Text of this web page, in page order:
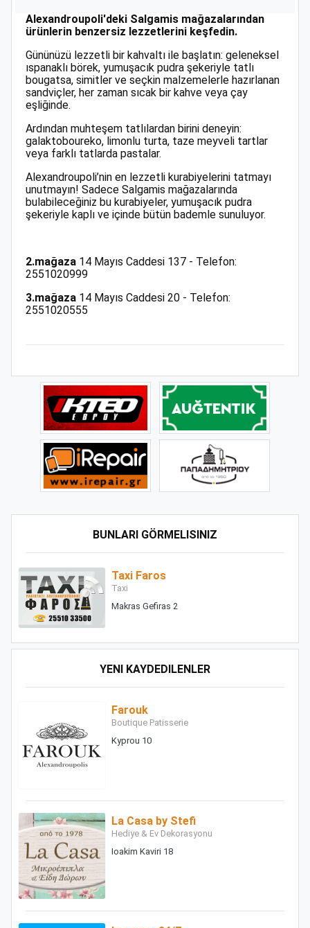
BUNLARI GÖRMELISINIZ
Taxi Faros
Taxi
Makras Gefiras 2
YENI KAYDEDILENLER
Farouk
Boutique Patisserie
Kyprou 10
La Casa by Stefi
Hediye & Ev Dekorasyonu
Ioakim Kaviri 18
Alexandroupoli'deki Salgamis mağazalarından
ürünlerin benzersiz lezzetlerini keşfedin.
Gününüzü lezzetli bir kahvaltı ile başlatın: geleneksel
ıspanaklı börek, yumuşacık pudra şekeriyle tatlı
bougatsa, simitler ve seçkin malzemelerle hazırlanan
sandviçler, her zaman sıcak bir kahve veya çay
eşliğinde.
Ardından muhteşem tatlılardan birini deneyin:
galaktoboureko, limonlu turta, taze meyveli tartlar
veya farklı tatlarda pastalar.
Alexandroupoli’nin en lezzetli kurabiyelerini tatmayı
unutmayın! Sadece Salgamis mağazalarında
bulabileceğiniz bu kurabiyeler, yumuşacık pudra
şekeriyle kaplı ve içinde bütün bademle sunuluyor.
2.mağaza 14 Mayıs Caddesi 137 - Telefon:
2551020999
3.mağaza 14 Mayıs Caddesi 20 - Telefon:
2551020555